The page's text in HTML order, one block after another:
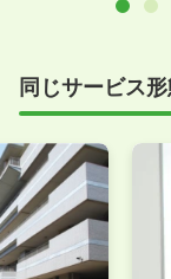
同じサービス